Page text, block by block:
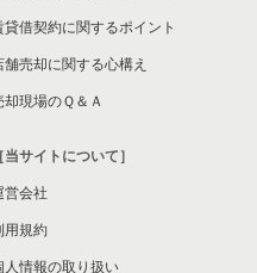
貸借契約に関するポイント
舗売却に関する心構え
却現場のＱ＆Ａ
［当サイトについて］
営会社
用規約
人情報の取り扱い